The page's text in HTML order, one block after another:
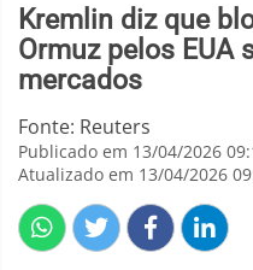
Kremlin diz que
Ormuz pelos EUA
mercados
Fonte: Reuters
Publicado em 13/04/2026
Atualizado em 13/04/2026